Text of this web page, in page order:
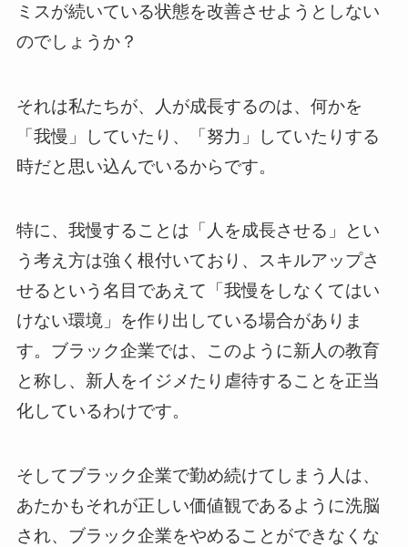
ミスが続いている状態を改善させようとしない
のでしょうか？
それは私たちが、人が成長するのは、何かを
「我慢」していたり、「努力」していたりする
時だと思い込んでいるからです。
特に、我慢することは「人を成長させる」とい
う考え方は強く根付いており、スキルアップさ
せるという名目であえて「我慢をしなくてはい
けない環境」を作り出している場合がありま
す。ブラック企業では、このように新人の教育
と称し、新人をイジメたり虐待することを正当
化しているわけです。
そしてブラック企業で勤め続けてしまう人は、
あたかもそれが正しい価値観であるように洗脳
され、ブラック企業をやめることができなくな